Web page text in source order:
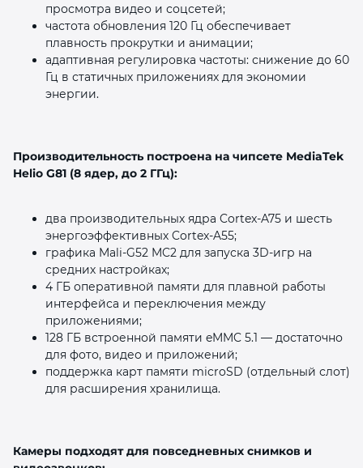
просмотра видео и соцсетей;
частота обновления 120 Гц обеспечивает
плавность прокрутки и анимации;
адаптивная регулировка частоты: снижение до 60
Гц в статичных приложениях для экономии
энергии.
Производительность построена на чипсете MediaTek
Helio G81 (8 ядер, до 2 ГГц):
два производительных ядра Cortex‑A75 и шесть
энергоэффективных Cortex‑A55;
графика Mali‑G52 MC2 для запуска 3D‑игр на
средних настройках;
4 ГБ оперативной памяти для плавной работы
интерфейса и переключения между
приложениями;
128 ГБ встроенной памяти eMMC 5.1 — достаточно
для фото, видео и приложений;
поддержка карт памяти microSD (отдельный слот)
для расширения хранилища.
Камеры подходят для повседневных снимков и